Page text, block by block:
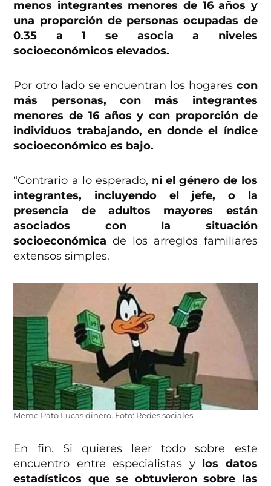
menos integrantes menores de 16 años y
una proporción de personas ocupadas de
0.35 a 1 se asocia a niveles
socioeconómicos elevados.
Por otro lado se encuentran los hogares con
más personas, con más integrantes
menores de 16 años y con proporción de
individuos trabajando, en donde el índice
socioeconómico es bajo.
“Contrario a lo esperado, ni el género de los
integrantes, incluyendo el jefe, o la
presencia de adultos mayores están
asociados con la situación
socioeconómicade los arreglos familiares
extensos simples.
Meme Pato Lucas dinero. Foto: Redes sociales
En fin. Si quieres leer todo sobre este
encuentro entre especialistas y los datos
estadísticos que se obtuvieron sobre las